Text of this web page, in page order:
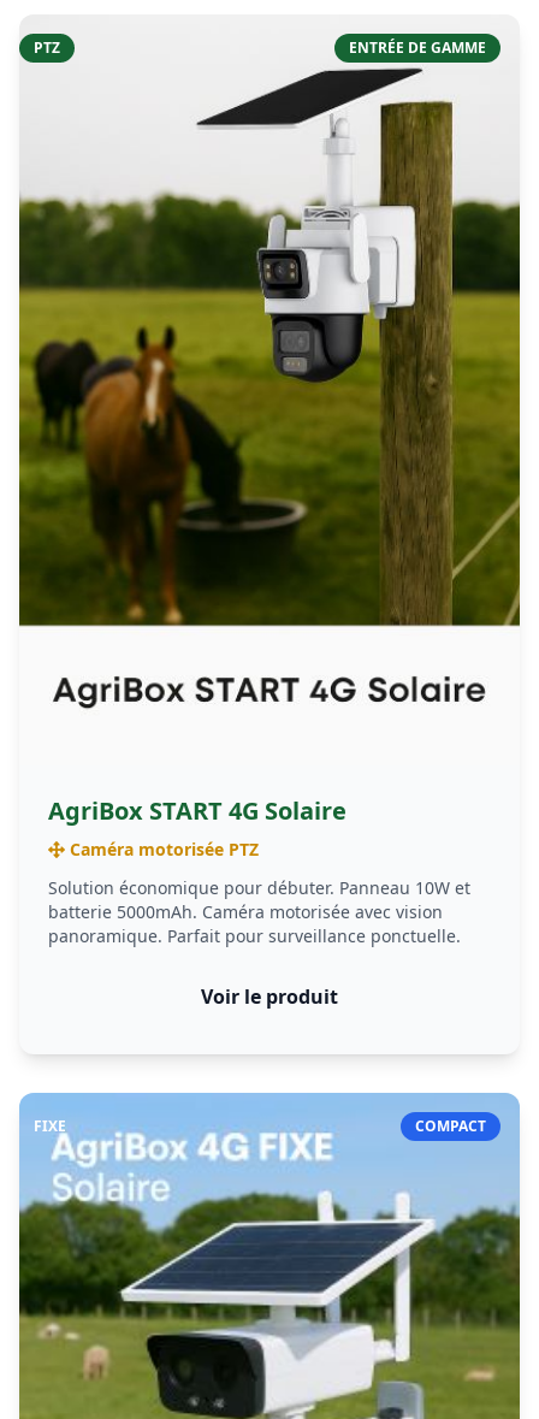
ENTRÉE DE GAMME
PTZ
AgriBox START 4G Solaire
Caméra motorisée PTZ
Solution économique pour débuter. Panneau 10W et
batterie 5000mAh. Caméra motorisée avec vision
panoramique. Parfait pour surveillance ponctuelle.
Voir le produit
COMPACT
FIXE